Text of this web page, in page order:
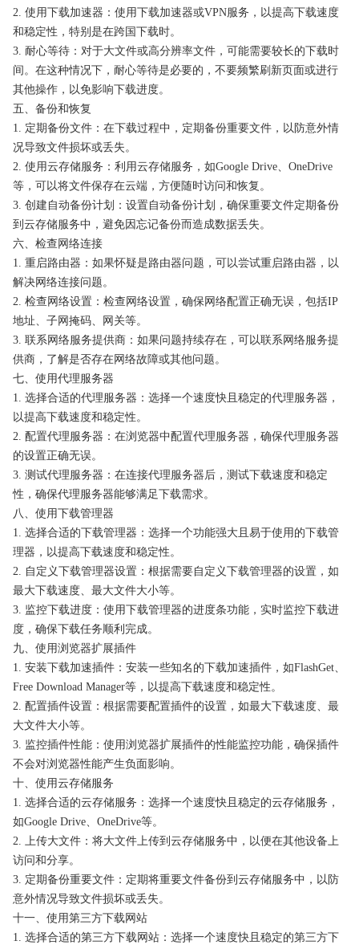
2. 使用下载加速器：使用下载加速器或VPN服务，以提高下载速度
和稳定性，特别是在跨国下载时。
3. 耐心等待：对于大文件或高分辨率文件，可能需要较长的下载时
间。在这种情况下，耐心等待是必要的，不要频繁刷新页面或进行
其他操作，以免影响下载进度。
五、备份和恢复
1. 定期备份文件：在下载过程中，定期备份重要文件，以防意外情
况导致文件损坏或丢失。
2. 使用云存储服务：利用云存储服务，如Google Drive、OneDrive
等，可以将文件保存在云端，方便随时访问和恢复。
3. 创建自动备份计划：设置自动备份计划，确保重要文件定期备份
到云存储服务中，避免因忘记备份而造成数据丢失。
六、检查网络连接
1. 重启路由器：如果怀疑是路由器问题，可以尝试重启路由器，以
解决网络连接问题。
2. 检查网络设置：检查网络设置，确保网络配置正确无误，包括IP
地址、子网掩码、网关等。
3. 联系网络服务提供商：如果问题持续存在，可以联系网络服务提
供商，了解是否存在网络故障或其他问题。
七、使用代理服务器
1. 选择合适的代理服务器：选择一个速度快且稳定的代理服务器，
以提高下载速度和稳定性。
2. 配置代理服务器：在浏览器中配置代理服务器，确保代理服务器
的设置正确无误。
3. 测试代理服务器：在连接代理服务器后，测试下载速度和稳定
性，确保代理服务器能够满足下载需求。
八、使用下载管理器
1. 选择合适的下载管理器：选择一个功能强大且易于使用的下载管
理器，以提高下载速度和稳定性。
2. 自定义下载管理器设置：根据需要自定义下载管理器的设置，如
最大下载速度、最大文件大小等。
3. 监控下载进度：使用下载管理器的进度条功能，实时监控下载进
度，确保下载任务顺利完成。
九、使用浏览器扩展插件
1. 安装下载加速插件：安装一些知名的下载加速插件，如FlashGet、
Free Download Manager等，以提高下载速度和稳定性。
2. 配置插件设置：根据需要配置插件的设置，如最大下载速度、最
大文件大小等。
3. 监控插件性能：使用浏览器扩展插件的性能监控功能，确保插件
不会对浏览器性能产生负面影响。
十、使用云存储服务
1. 选择合适的云存储服务：选择一个速度快且稳定的云存储服务，
如Google Drive、OneDrive等。
2. 上传大文件：将大文件上传到云存储服务中，以便在其他设备上
访问和分享。
3. 定期备份重要文件：定期将重要文件备份到云存储服务中，以防
意外情况导致文件损坏或丢失。
十一、使用第三方下载网站
1. 选择合适的第三方下载网站：选择一个速度快且稳定的第三方下